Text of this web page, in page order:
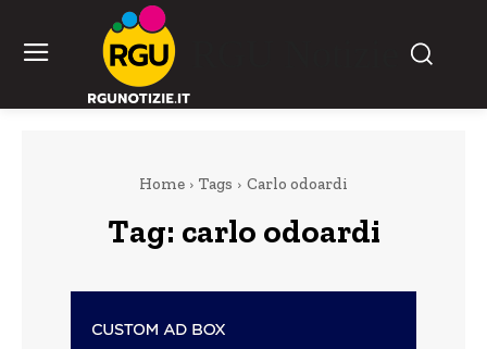
Home Tags Carlo odoardi
Tag: carlo odoardi